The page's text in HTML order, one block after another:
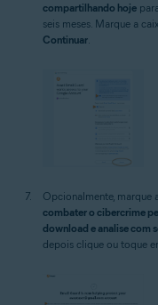
compartilhando hoje
seis meses. Marque a
Continuar.
Opcionalmente, marque
combater o cibercrime
download e analise com
depois clique ou toque